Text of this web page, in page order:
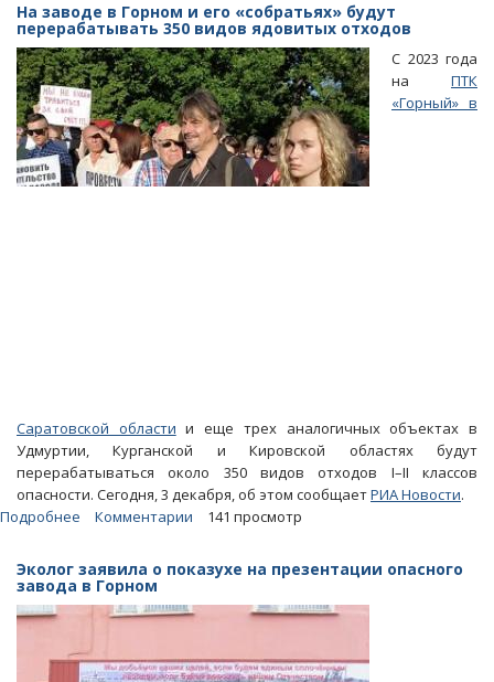
На заводе в Горном и его «собратьях» будут
перерабатывать 350 видов ядовитых отходов
С 2023 года
на ПТК
«Горный» в
Саратовской области и еще трех аналогичных объектах в
Удмуртии, Курганской и Кировской областях будут
перерабатываться около 350 видов отходов I–II классов
опасности. Сегодня, 3 декабря, об этом сообщаетРИА Новости.
Подробнее
в
Горном
его
«собратьях»
Комментарии 141 просмотр
Эколог заявила о показухе на презентации опасного
завода в Горном